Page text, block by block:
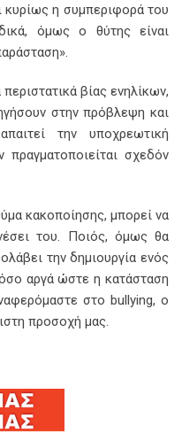
κυρίως η συμπεριφορά του
όμως ο θύτης είναι
βίας ενηλίκων,
στην πρόβλεψη και
την υποχρεωτική
σχεδόν
κακοποίησης, μπορεί να
του. Ποιός, όμως θα
την δημιουργία ενός
αργά ώστε η κατάσταση
στο bullying, ο
προσοχή μας.